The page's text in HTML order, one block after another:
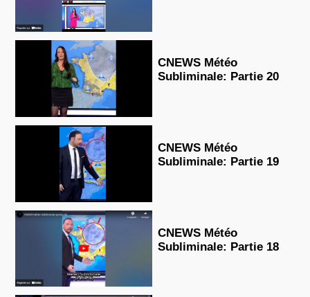
CNEWS Météo
Subliminale: Partie 20
CNEWS Météo
Subliminale: Partie 19
CNEWS Météo
Subliminale: Partie 18